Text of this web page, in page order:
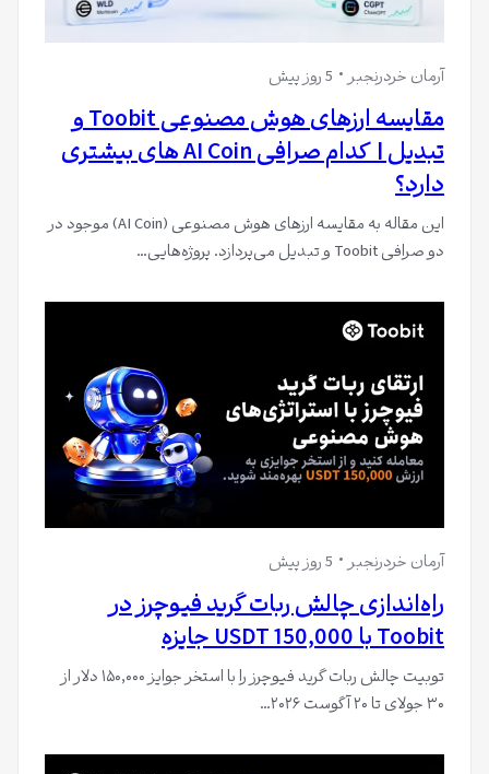
آرمان خردرنجبر 5 روز پیش
مقایسه ارزهای هوش مصنوعی Toobit و
تبدیل | کدام صرافی AI Coin های بیشتری
دارد؟
این مقاله به مقایسه ارزهای هوش مصنوعی (AI Coin) موجود در
دو صرافی Toobit و تبدیل می‌پردازد. پروژه‌هایی…
آرمان خردرنجبر 5 روز پیش
راه‌اندازی چالش ربات گرید فیوچرز در
Toobit با 150,000 USDT جایزه
توبیت چالش ربات گرید فیوچرز را با استخر جوایز ۱۵۰,۰۰۰ دلار از
۳۰ جولای تا ۲۰ آگوست ۲۰۲۶…